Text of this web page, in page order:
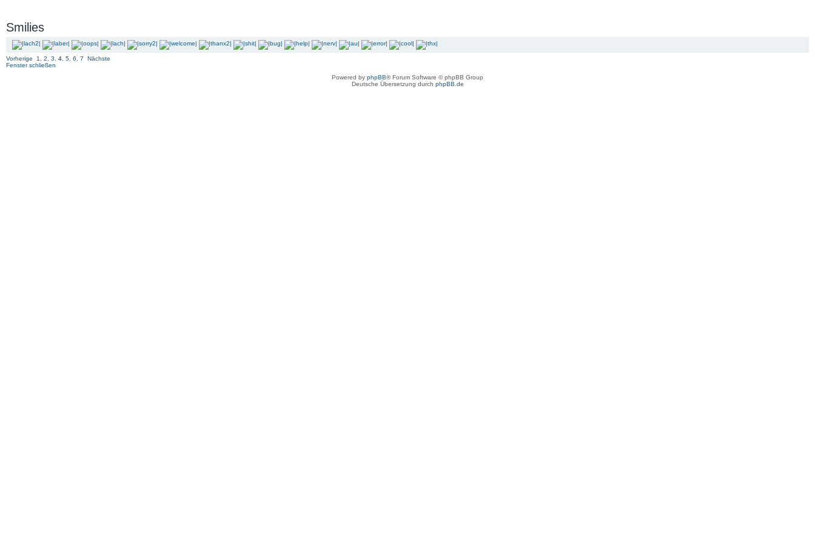
Smilies
Vorherige 1 2 3 4 5 6 7
Nächste
Fenster schließen
Powered by phpBB® Forum Software © phpBB Group
Deutsche Übersetzung durch phpBB.de